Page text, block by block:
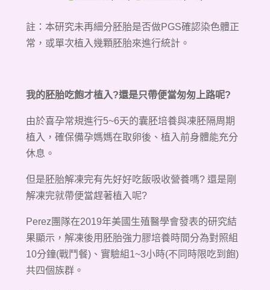
註：本研究未再細分胚胎是否做PGS確認染色體正
常，或單次植入幾顆胚胎來進行統計。
我的胚胎吃飽才植入?還是只帶便當匆匆上路呢?
由於喜孕常規進行5~6天的囊胚培養與凍胚隔周期
植入，確保備孕媽媽在取卵後、植入前身體能充分
休息。
但是胚胎解凍完有先好好吃飯吸收營養嗎? 還是剛
解凍完就帶便當趕著植入呢?
Perez團隊在2019年美國生殖醫學會發表的研究結
果顯示，解凍後用胚胎強力膠培養時間分為對照組
10分鐘(戰鬥餐)、實驗組1~3小時(不同時限吃到飽)
共四個族群。